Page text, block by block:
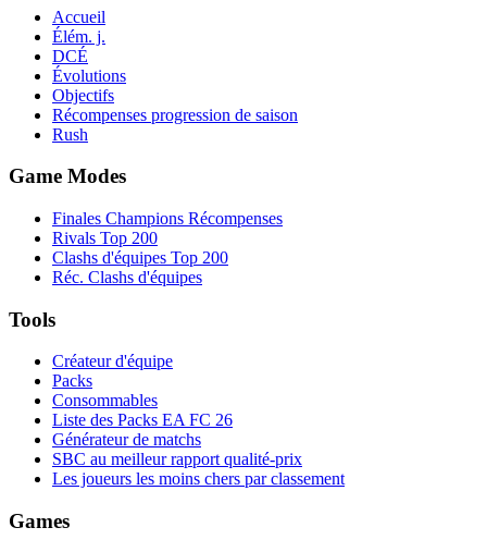
Accueil
Élém. j.
DCÉ
Évolutions
Objectifs
Récompenses progression de saison
Rush
Game Modes
Finales Champions Récompenses
Rivals Top 200
Clashs d'équipes Top 200
Réc. Clashs d'équipes
Tools
Créateur d'équipe
Packs
Consommables
Liste des Packs EA FC 26
Générateur de matchs
SBC au meilleur rapport qualité-prix
Les joueurs les moins chers par classement
Games